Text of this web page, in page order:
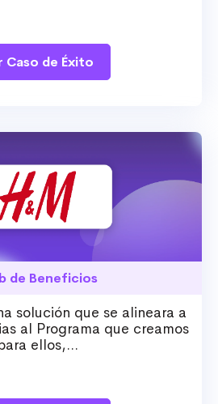
Caso de Éxito
de Beneficios
solución que se alineara a
al Programa que creamos
ellos,...